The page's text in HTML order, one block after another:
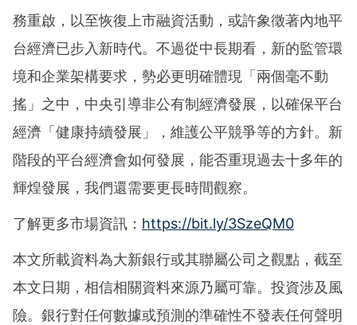
務重啟，以至恢復上市融資活動，或許象徵著內地平
台經濟已步入新時代。不過從中長期看，新的監管環
境和企業架構要求，勢必更明確體現「兩個毫不動
搖」之中，中央引導非公有制經濟發展，以確保平台
經濟「健康持續發展」，維護公平競爭等的方針。新
階段的平台經濟會如何發展，能否重現過去十多年的
輝煌發展，我們還需要更長時間觀察。
了解更多市場資訊： https://bit.ly/3SzeQM0
本文所載資料為大新銀行或其聯屬公司之觀點，截至
本文日期，相信相關資料來源乃屬可靠。投資涉及風
險。銀行對任何數據或預測的準確性不發表任何聲明